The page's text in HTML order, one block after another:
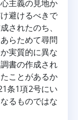
主義の見地か
避けるべきで
されたのち、
らためて尋問
実質的に異な
書の作成され
ことがあるか
条1項2号にい
るものではな